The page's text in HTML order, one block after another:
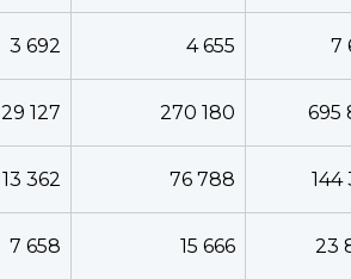
3 692 4 655 7
29 127 270 180 695
13 362 76 788 144
7 658 15 666 23